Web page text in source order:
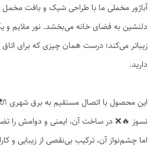
آباژور مخملی ما با طراحی شیک و بافت
دلنشین به فضای خانه می‌بخشد. نور ملایم و
زیباتر می‌کند؛ درست همان چیزی که برای اتاق
دارید.
این محصول با اتصال مستقیم به برق شهری 🔌
نسوز 🔥❌ در ساخت آن، ایمنی و دوامش را
اما چشم‌نواز آن، ترکیب بی‌نقصی از زیبایی و